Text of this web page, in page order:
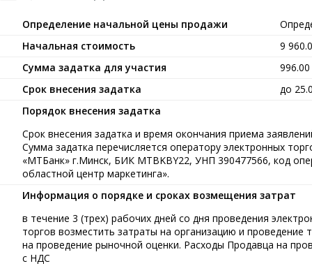
Определение начальной цены продажи
Начальная стоимость
9
Сумма задатка для участия
Срок внесения задатка
до
Порядок внесения задатка
Срок внесения задатка и время окончания приема
Сумма задатка перечисляется оператору электронных
«МТБанк» г.Минск, БИК MTBKBY22, УНП 390477566, код
областной центр маркетинга».
Информация о порядке и сроках возмещения затрат
в течение 3 (трех) рабочих дней со дня проведения
торгов возместить затраты на организацию и
на проведение рыночной оценки. Расходы Продавца на
с НДС